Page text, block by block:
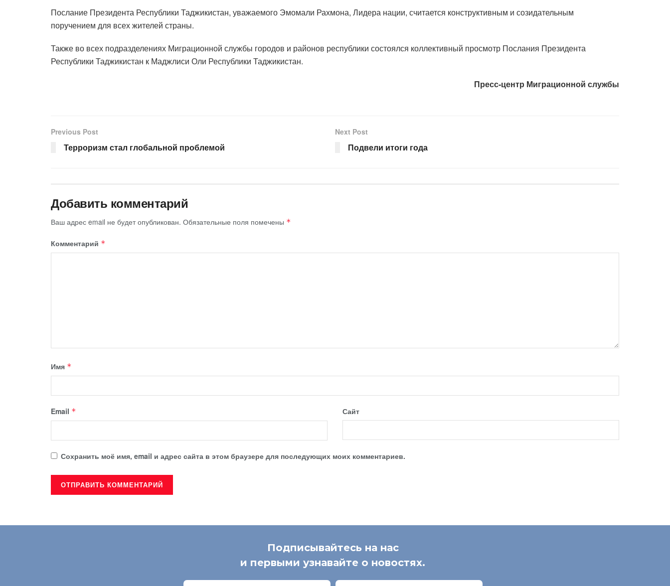
Послание Президента Республики Таджикистан, уважаемого Эмомали Рахмона, Лидера нации, считается конструктивным и созидательным
поручением для всех жителей страны.
Также во всех подразделениях Миграционной службы городов и районов республики состоялся коллективный просмотр Послания Президента
Республики Таджикистан к Маджлиси Оли Республики Таджикистан.
Пресс-центр Миграционной службы
Previous Post
Терроризм стал глобальной проблемой
Next Post
Подвели итоги года
Добавить комментарий
Ваш адрес email не будет опубликован. Обязательные поля помечены *
Комментарий *
Имя *
Email * Сайт
Сохранить моё имя, email и адрес сайта в этом браузере для последующих моих комментариев.
Подписывайтесь на нас
и первыми узнавайте о новостях.